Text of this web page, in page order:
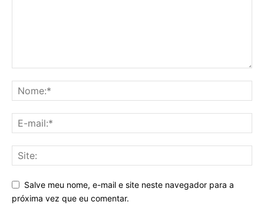
Salve meu nome, e-mail e site neste navegador para a
próxima vez que eu comentar.